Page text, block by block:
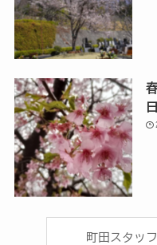
日
町田スタッ